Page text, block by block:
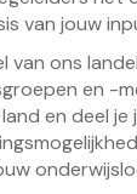
van jouw
van ons
en -
en deel